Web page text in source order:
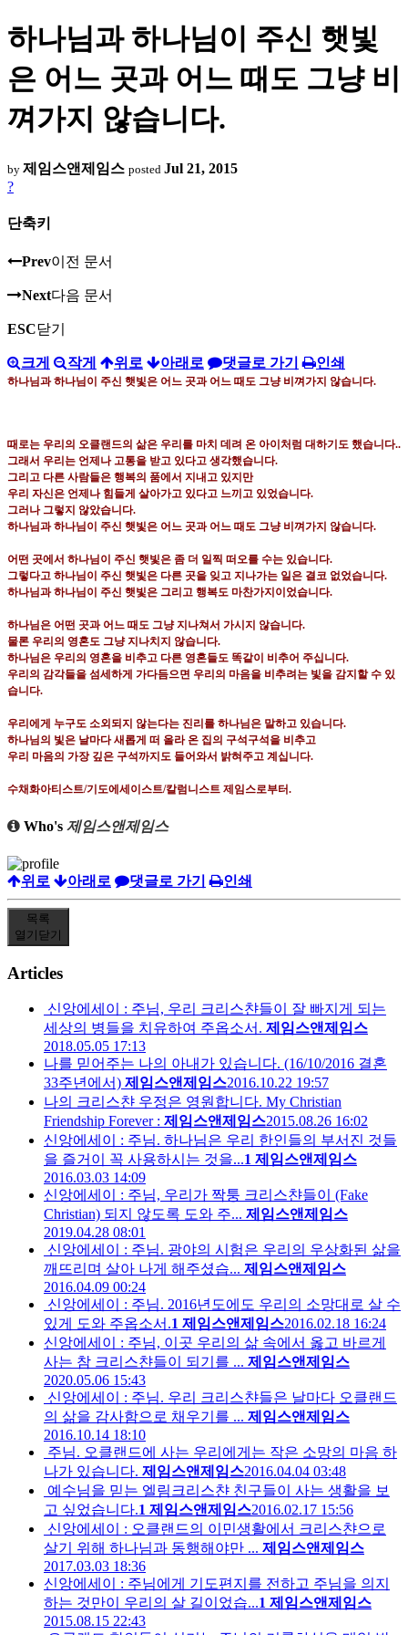
하나님과 하나님이 주신 햇빛
은 어느 곳과 어느 때도 그냥 비
껴가지 않습니다.
by 제임스앤제임스 posted Jul 21, 2015
?
단축키
Prev이전 문서
Next다음 문서
ESC닫기
크게 작게 위로 아래로 댓글로 가기 인쇄
하나님과 하나님이 주신 햇빛은 어느 곳과 어느 때도 그냥 비껴가지 않습니다.
때로는 우리의 오클랜드의 삶은 우리를 마치 데려 온 아이처럼 대하기도 했습니다..
그래서 우리는 언제나 고통을 받고 있다고 생각했습니다.
그리고 다른 사람들은 행복의 품에서 지내고 있지만
우리 자신은 언제나 힘들게 살아가고 있다고 느끼고 있었습니다.
그러나 그렇지 않았습니다.
하나님과 하나님이 주신 햇빛은 어느 곳과 어느 때도 그냥 비껴가지 않습니다.
어떤 곳에서 하나님이 주신 햇빛은 좀 더 일찍 떠오를 수는 있습니다.
그렇다고 하나님이 주신 햇빛은 다른 곳을 잊고 지나가는 일은 결코 없었습니다.
하나님과 하나님이 주신 햇빛은 그리고 행복도 마찬가지이었습니다.
하나님은 어떤 곳과 어느 때도 그냥 지나쳐서 가시지 않습니다.
물론 우리의 영혼도 그냥 지나치지 않습니다.
하나님은 우리의 영혼을 비추고 다른 영혼들도 똑같이 비추어 주십니다.
우리의 감각들을 섬세하게 가다듬으면 우리의 마음을 비추려는 빛을 감지할 수 있
습니다.
우리에게 누구도 소외되지 않는다는 진리를 하나님은 말하고 있습니다.
하나님의 빛은 날마다 새롭게 떠 올라 온 집의 구석구석을 비추고
우리 마음의 가장 깊은 구석까지도 들어와서 밝혀주고 계십니다.
수채화아티스트/기도에세이스트/칼럼니스트 제임스로부터.
Who's 제임스앤제임스
위로 아래로 댓글로 가기 인쇄
목록
열기 닫기
Articles
신앙에세이 : 주님, 우리 크리스챤들이 잘 빠지게 되는
세상의 병들을 치유하여 주옵소서. 제임스앤제임스
2018.05.05 17:13
나를 믿어주는 나의 아내가 있습니다. (16/10/2016 결혼
33주년에서) 제임스앤제임스2016.10.22 19:57
나의 크리스챤 우정은 영원합니다. My Christian
Friendship Forever : 제임스앤제임스2015.08.26 16:02
신앙에세이 : 주님. 하나님은 우리 한인들의 부서진 것들
을 즐거이 꼭 사용하시는 것을...1 제임스앤제임스
2016.03.03 14:09
신앙에세이 : 주님, 우리가 짝퉁 크리스챤들이 (Fake
Christian) 되지 않도록 도와 주... 제임스앤제임스
2019.04.28 08:01
신앙에세이 : 주님. 광야의 시험은 우리의 우상화된 삶을
깨뜨리며 살아 나게 해주셨습... 제임스앤제임스
2016.04.09 00:24
신앙에세이 : 주님. 2016년도에도 우리의 소망대로 살 수
있게 도와 주옵소서.1 제임스앤제임스2016.02.18 16:24
신앙에세이 : 주님, 이곳 우리의 삶 속에서 옳고 바르게
사는 참 크리스챤들이 되기를 ... 제임스앤제임스
2020.05.06 15:43
신앙에세이 : 주님. 우리 크리스챤들은 날마다 오클랜드
의 삶을 감사함으로 채우기를 ... 제임스앤제임스
2016.10.14 18:10
주님. 오클랜드에 사는 우리에게는 작은 소망의 마음 하
나가 있습니다. 제임스앤제임스2016.04.04 03:48
예수님을 믿는 엘림크리스챤 친구들이 사는 생활을 보
고 싶었습니다.1 제임스앤제임스2016.02.17 15:56
신앙에세이 : 오클랜드의 이민생활에서 크리스챤으로
살기 위해 하나님과 동행해야만 ... 제임스앤제임스
2017.03.03 18:36
신앙에세이 : 주님에게 기도편지를 전하고 주님을 의지
하는 것만이 우리의 살 길이었습...1 제임스앤제임스
2015.08.15 22:43